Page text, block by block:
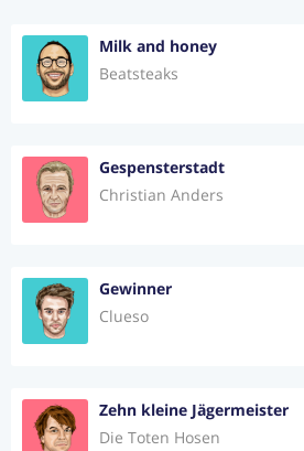
Milk and honey
Beatsteaks
Gespensterstadt
Christian Anders
Gewinner
Clueso
Zehn kleine Jägermeister
Die Toten Hosen